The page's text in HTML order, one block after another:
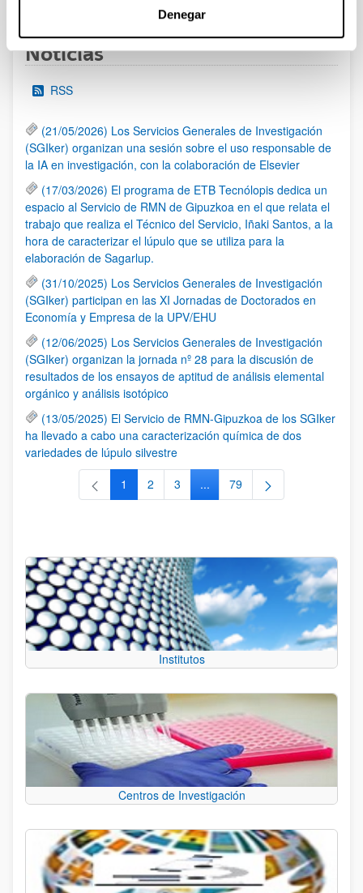
Denegar
Noticias
RSS
(21/05/2026) Los Servicios Generales de Investigación
(SGIker) organizan una sesión sobre el uso responsable de
la IA en investigación, con la colaboración de Elsevier
(17/03/2026) El programa de ETB Tecnólopis dedica un
espacio al Servicio de RMN de Gipuzkoa en el que relata el
trabajo que realiza el Técnico del Servicio, Iñaki Santos, a la
hora de caracterizar el lúpulo que se utiliza para la
elaboración de Sagarlup.
(31/10/2025) Los Servicios Generales de Investigación
(SGIker) participan en las XI Jornadas de Doctorados en
Economía y Empresa de la UPV/EHU
(12/06/2025) Los Servicios Generales de Investigación
(SGIker) organizan la jornada nº 28 para la discusión de
resultados de los ensayos de aptitud de análisis elemental
orgánico y análisis isotópico
(13/05/2025) El Servicio de RMN-Gipuzkoa de los SGIker
ha llevado a cabo una caracterización química de dos
variedades de lúpulo silvestre
Página
1 Página
2 Página
3 ...Páginas intermedias Use TAB
Página
79
Institutos
Centros de Investigación